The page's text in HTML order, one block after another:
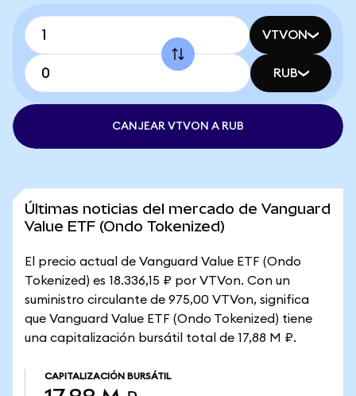
VTVON
RUB
CANJEAR VTVON A RUB
Últimas noticias del mercado de Vanguard
Value ETF (Ondo Tokenized)
El precio actual de Vanguard Value ETF (Ondo
Tokenized) es 18.336,15 ₽ por VTVon. Con un
suministro circulante de 975,00 VTVon, significa
que Vanguard Value ETF (Ondo Tokenized) tiene
una capitalización bursátil total de 17,88 M ₽.
CAPITALIZACIÓN BURSÁTIL